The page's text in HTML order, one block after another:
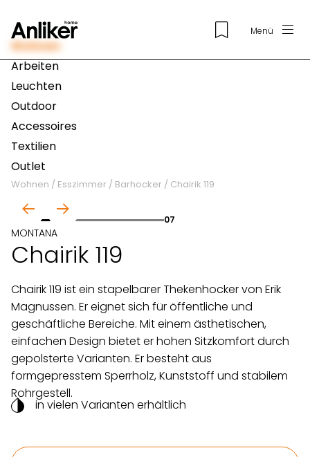
Menü
Wohnen
Arbeiten
Leuchten
Outdoor
Accessoires
Textilien
Outlet
Wohnen / Esszimmer / Barhocker / Chairik 119
07
MONTANA
Chairik 119
Chairik 119 ist ein stapelbarer Thekenhocker von Erik
Magnussen. Er eignet sich für öffentliche und
geschäftliche Bereiche. Mit einem ästhetischen,
einfachen Design bietet er hohen Sitzkomfort durch
gepolsterte Varianten. Er besteht aus
formgepresstem Sperrholz, Kunststoff und stabilem
Rohrgestell.
in vielen Varianten erhältlich